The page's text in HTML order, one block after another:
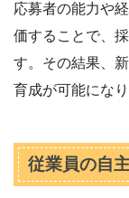
応募者の能力や
価することで、
す。その結果、
育成が可能になり
従業員の自